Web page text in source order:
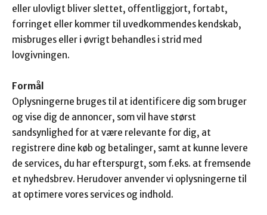
eller ulovligt bliver slettet, offentliggjort, fortabt,
forringet eller kommer til uvedkommendes kendskab,
misbruges eller i øvrigt behandles i strid med
lovgivningen.
Formål
Oplysningerne bruges til at identificere dig som bruger
og vise dig de annoncer, som vil have størst
sandsynlighed for at være relevante for dig, at
registrere dine køb og betalinger, samt at kunne levere
de services, du har efterspurgt, som f.eks. at fremsende
et nyhedsbrev. Herudover anvender vi oplysningerne til
at optimere vores services og indhold.